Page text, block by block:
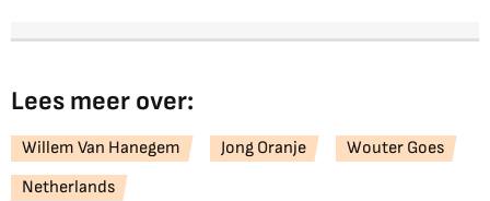
Lees meer over:
Willem Van Hanegem Jong Oranje
Wouter Goes
Netherlands